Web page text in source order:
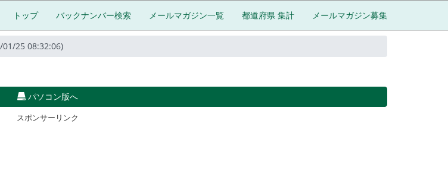
トップ バックナンバー検索 メールマガジン一覧 都道府県 集計 メールマガジン募集
01/25 08:32:06)
パソコン版へ
スポンサーリンク